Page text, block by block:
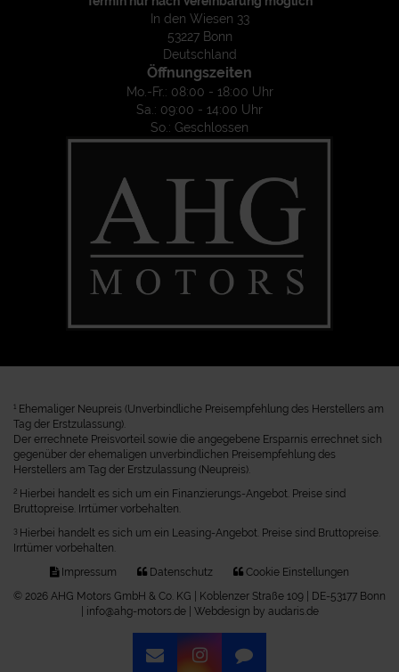
In den Wiesen 33
53227 Bonn
Deutschland
Öffnungszeiten
Mo.-Fr.: 08:00 - 18:00 Uhr
Sa.: 09:00 - 14:00 Uhr
So.: Geschlossen
1
Ehemaliger Neupreis (Unverbindliche Preisempfehlung des Herstellers am
Tag der Erstzulassung).
Der errechnete Preisvorteil sowie die angegebene Ersparnis errechnet sich
gegenüber der ehemaligen unverbindlichen Preisempfehlung des
Herstellers am Tag der Erstzulassung (Neupreis).
2 Hierbei handelt es sich um ein Finanzierungs-Angebot. Preise sind
Bruttopreise. Irrtümer vorbehalten.
3 Hierbei handelt es sich um ein Leasing-Angebot. Preise sind Bruttopreise.
Irrtümer vorbehalten.
Impressum
Datenschutz
Cookie Einstellungen
© 2026 AHG Motors GmbH & Co. KG | Koblenzer Straße 109 | DE-53177 Bonn
| info@ahg-motors.de | Webdesign by audaris.de